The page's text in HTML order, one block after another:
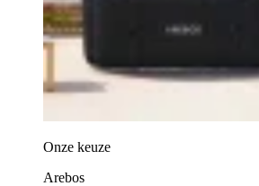
Onze keuze
Arebos